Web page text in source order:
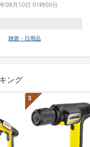
08月10日 01時00分
雑貨・日用品
ング
3